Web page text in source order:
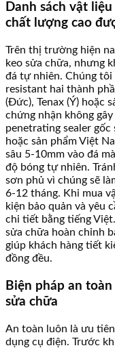
Danh sách vật
chất lượng cao
Trên thị trường hiện
keo sửa chữa, nhưng
đá tự nhiên. Chúng tôi
resistant hai thành
(Đức), Tenax (Ý) hoặc
chứng nhận không
penetrating sealer
hoặc sản phẩm Việt
sâu 5-10mm vào đá
độ bóng tự nhiên.
sơn phủ vì chúng sẽ
6-12 tháng. Khi mua
kiện bảo quản và yêu
chi tiết bằng tiếng
sửa chữa hoàn chỉnh
giúp khách hàng tiết
đồng đều.
Biện pháp an
sửa chữa
An toàn luôn là ưu
dụng cụ điện. Trước